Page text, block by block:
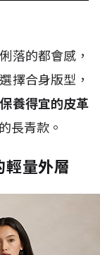
落的都會感，
擇合身版型，
保養得宜的皮革
長青款。
量外層